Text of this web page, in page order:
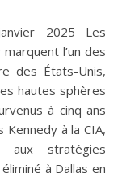
l’un des
des États-Unis,
hautes sphères
à cinq ans
Kennedy à la CIA,
aux stratégies
à Dallas en